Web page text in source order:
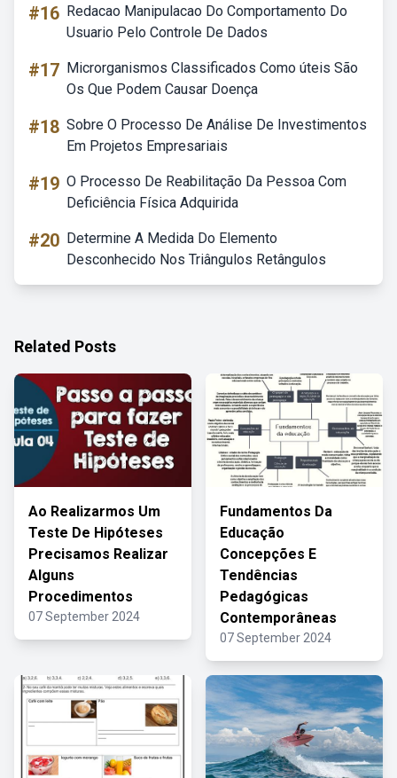
#16 Redacao Manipulacao Do Comportamento Do
Usuario Pelo Controle De Dados
#17 Microrganismos Classificados Como úteis São
Os Que Podem Causar Doença
#18 Sobre O Processo De Análise De Investimentos
Em Projetos Empresariais
#19 O Processo De Reabilitação Da Pessoa Com
Deficiência Física Adquirida
#20 Determine A Medida Do Elemento
Desconhecido Nos Triângulos Retângulos
Related Posts
Ao Realizarmos Um
Teste De Hipóteses
Precisamos Realizar
Alguns
Procedimentos
07 September 2024
Fundamentos Da
Educação
Concepções E
Tendências
Pedagógicas
Contemporâneas
07 September 2024